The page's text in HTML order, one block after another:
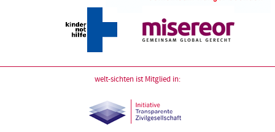
welt-sichten ist Mitglied in: